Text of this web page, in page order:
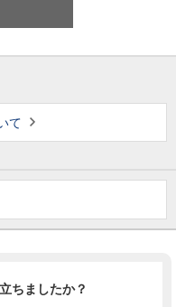
て
ちましたか？